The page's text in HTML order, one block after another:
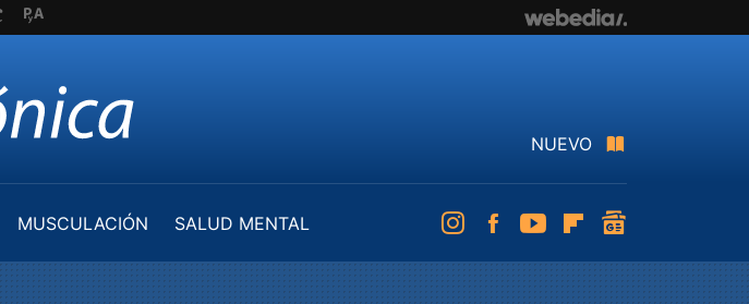
NUEVO
MUSCULACIÓN
SALUD MENTAL
InstagramFacebookYoutubeFlipboard